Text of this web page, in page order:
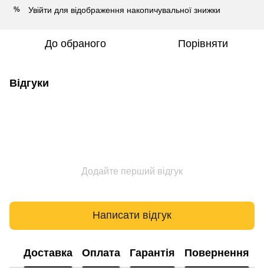
% Увійти для відображення накопичувальної знижки
До обраного Порівняти
Відгуки
Додайте перший відгук
Написати відгук
Доставка Оплата Гарантія Повернення